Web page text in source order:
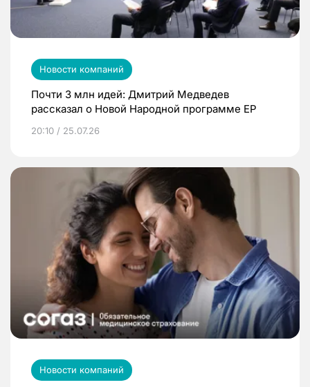
Новости компаний
Почти 3 млн идей: Дмитрий Медведев
рассказал о Новой Народной программе ЕР
20:10 / 25.07.26
Новости компаний